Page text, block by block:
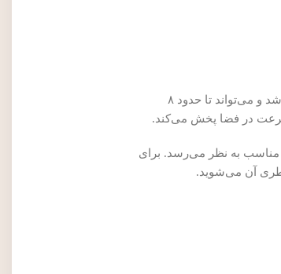
دو تا از مهم‌ترین فاکتورها هنگام تهیه‌ی عطر، ماندگاری و پخش بو می‌باشد. ماندگاری آمواج جورنی مردانه به دلیل غلظت بالایی که دارد، بسیار خوب می‌باشد و می‌تواند تا حدود ۸
در فضا پخش می‌کند.
مناسب به نظر می‌رسد. برای